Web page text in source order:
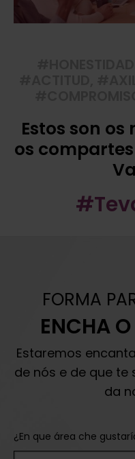
Estos son os
os
FORMA
ENCHA
Estaremos
de nós e de que
da
¿En que área che